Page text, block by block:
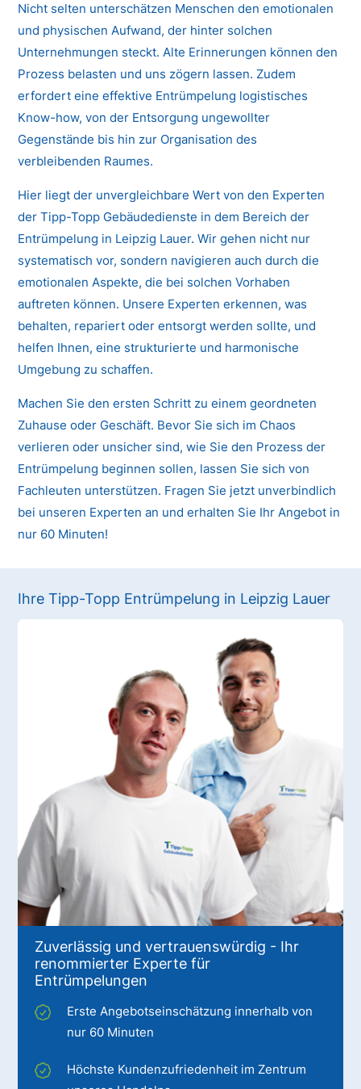
Nicht selten unterschätzen Menschen den emotionalen
und physischen Aufwand, der hinter solchen
Unternehmungen steckt. Alte Erinnerungen können den
Prozess belasten und uns zögern lassen. Zudem
erfordert eine effektive Entrümpelung logistisches
Know-how, von der Entsorgung ungewollter
Gegenstände bis hin zur Organisation des
verbleibenden Raumes.
Hier liegt der unvergleichbare Wert von den Experten
der Tipp-Topp Gebäudedienste in dem Bereich der
Entrümpelung in Leipzig Lauer. Wir gehen nicht nur
systematisch vor, sondern navigieren auch durch die
emotionalen Aspekte, die bei solchen Vorhaben
auftreten können. Unsere Experten erkennen, was
behalten, repariert oder entsorgt werden sollte, und
helfen Ihnen, eine strukturierte und harmonische
Umgebung zu schaffen.
Machen Sie den ersten Schritt zu einem geordneten
Zuhause oder Geschäft. Bevor Sie sich im Chaos
verlieren oder unsicher sind, wie Sie den Prozess der
Entrümpelung beginnen sollen, lassen Sie sich von
Fachleuten unterstützen. Fragen Sie jetzt unverbindlich
bei unseren Experten an und erhalten Sie Ihr Angebot in
nur 60 Minuten!
Ihre Tipp-Topp Entrümpelung in Leipzig Lauer
Zuverlässig und vertrauenswürdig - Ihr
renommierter Experte für
Entrümpelungen
Erste Angebotseinschätzung innerhalb von
nur 60 Minuten
Höchste Kundenzufriedenheit im Zentrum